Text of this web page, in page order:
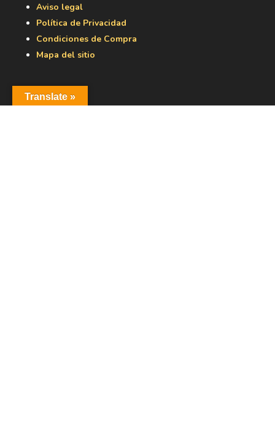
Aviso legal
Política de Privacidad
Condiciones de Compra
Mapa del sitio
Translate »